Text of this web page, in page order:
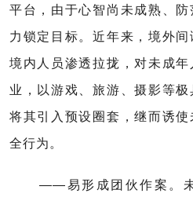
平台，由于心智尚未成熟、
力锁定目标。近年来，境外
境内人员渗透拉拢，对未成
业，以游戏、旅游、摄影等
将其引入预设圈套，继而诱
全行为。
——易形成团伙作案。